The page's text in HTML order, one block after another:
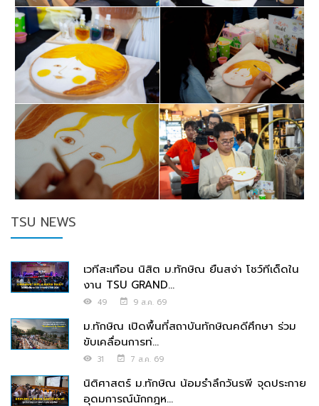
TSU NEWS
เวทีสะเทือน นิสิต ม.ทักษิณ ยืนสง่า โชว์ทีเด็ดใน
งาน TSU GRAND...
49 9 ส.ค. 69
ม.ทักษิณ เปิดพื้นที่สถาบันทักษิณคดีศึกษา ร่วม
ขับเคลื่อนการท่...
31 7 ส.ค. 69
นิติศาสตร์ ม.ทักษิณ น้อมรำลึกวันรพี จุดประกาย
อุดมการณ์นักกฎห...